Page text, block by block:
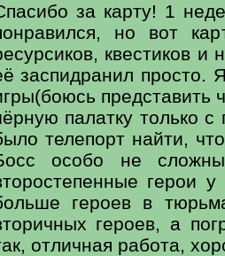
за карту! 1
но вот
квестиков
заспидранил просто.
представить
палатку только
телепорт найти,
особо не
герои
героев в
героев, а
отличная работа,